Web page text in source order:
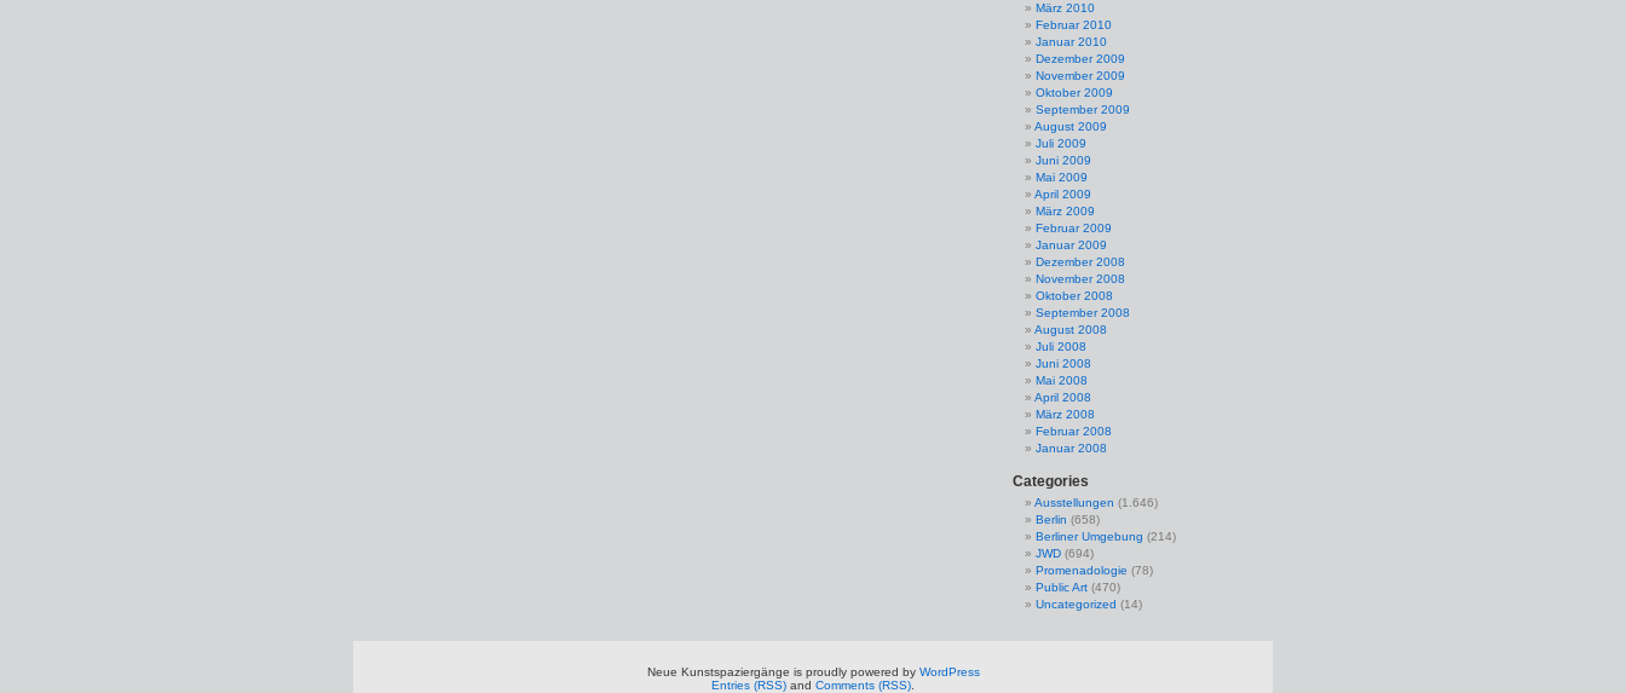
März 2010
Februar 2010
Januar 2010
Dezember 2009
November 2009
Oktober 2009
September 2009
August 2009
Juli 2009
Juni 2009
Mai 2009
April 2009
März 2009
Februar 2009
Januar 2009
Dezember 2008
November 2008
Oktober 2008
September 2008
August 2008
Juli 2008
Juni 2008
Mai 2008
April 2008
März 2008
Februar 2008
Januar 2008
Categories
Ausstellungen (1.646)
Berlin (658)
Berliner Umgebung (214)
JWD (694)
Promenadologie (78)
Public Art (470)
Uncategorized (14)
Neue Kunstspaziergänge is proudly powered by WordPress
Entries (RSS) and Comments (RSS)